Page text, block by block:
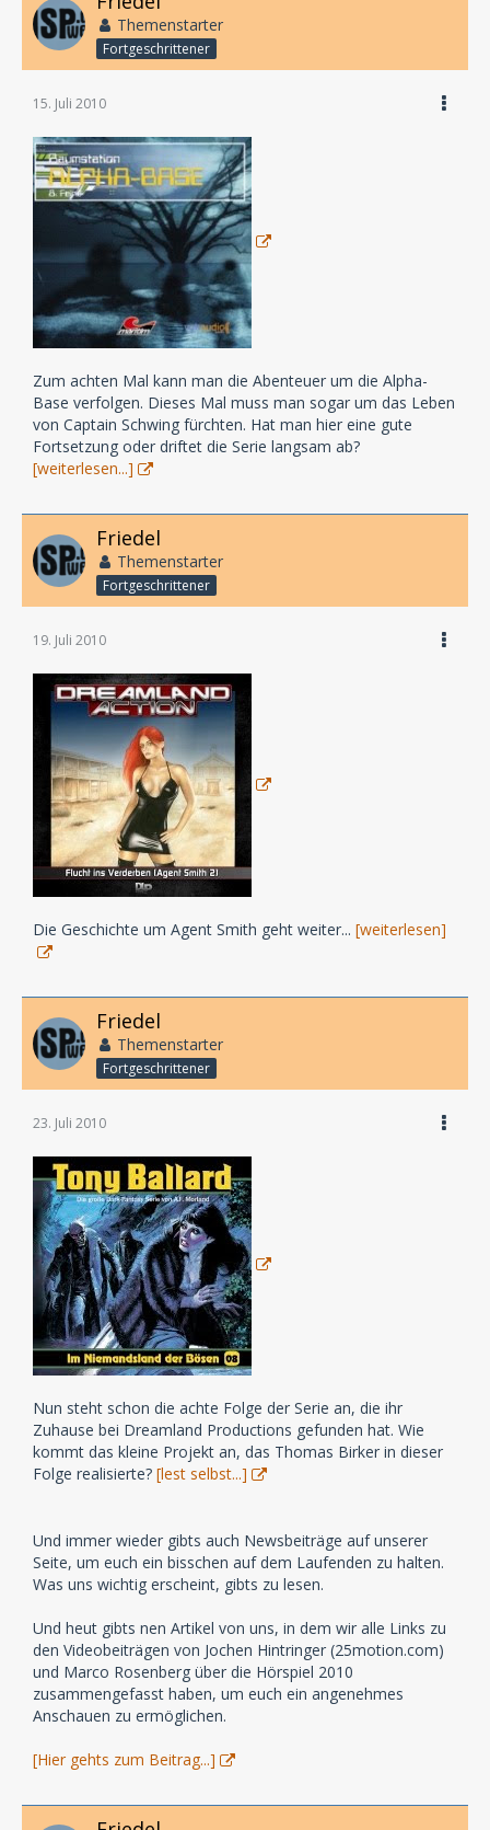
Themenstarter
Fortgeschrittener
15. Juli 2010
Zum achten Mal kann man die Abenteuer um die Alpha-
Base verfolgen. Dieses Mal muss man sogar um das Leben
von Captain Schwing fürchten. Hat man hier eine gute
Fortsetzung oder driftet die Serie langsam ab?
[weiterlesen...]
Friedel
Themenstarter
Fortgeschrittener
19. Juli 2010
Die Geschichte um Agent Smith geht weiter... [weiterlesen]
Friedel
Themenstarter
Fortgeschrittener
23. Juli 2010
Nun steht schon die achte Folge der Serie an, die ihr
Zuhause bei Dreamland Productions gefunden hat. Wie
kommt das kleine Projekt an, das Thomas Birker in dieser
Folge realisierte? [lest selbst...]
Und immer wieder gibts auch Newsbeiträge auf unserer
Seite, um euch ein bisschen auf dem Laufenden zu halten.
Was uns wichtig erscheint, gibts zu lesen.
Und heut gibts nen Artikel von uns, in dem wir alle Links zu
den Videobeiträgen von Jochen Hintringer (25motion.com)
und Marco Rosenberg über die Hörspiel 2010
zusammengefasst haben, um euch ein angenehmes
Anschauen zu ermöglichen.
[Hier gehts zum Beitrag...]